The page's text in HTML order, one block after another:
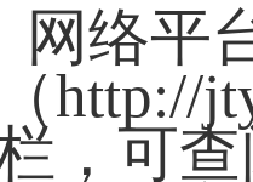
网络
http://
，可